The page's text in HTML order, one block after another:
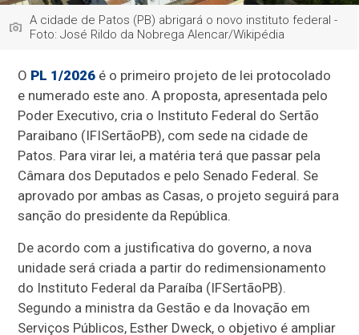
A cidade de Patos (PB) abrigará o novo instituto federal -
Foto: José Rildo da Nobrega Alencar/Wikipédia
O PL 1/2026 é o primeiro projeto de lei protocolado
e numerado este ano. A proposta, apresentada pelo
Poder Executivo, cria o Instituto Federal do Sertão
Paraibano (IFISertãoPB), com sede na cidade de
Patos. Para virar lei, a matéria terá que passar pela
Câmara dos Deputados e pelo Senado Federal. Se
aprovado por ambas as Casas, o projeto seguirá para
sanção do presidente da República.
De acordo com a justificativa do governo, a nova
unidade será criada a partir do redimensionamento
do Instituto Federal da Paraíba (IFSertãoPB).
Segundo a ministra da Gestão e da Inovação em
Serviços Públicos, Esther Dweck, o objetivo é ampliar